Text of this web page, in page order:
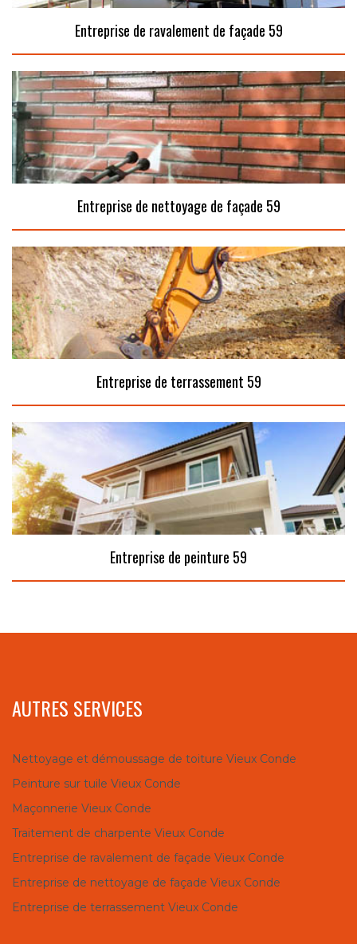
Entreprise de ravalement de façade 59
Entreprise de nettoyage de façade 59
Entreprise de terrassement 59
Entreprise de peinture 59
AUTRES SERVICES
Nettoyage et démoussage de toiture Vieux Conde
Peinture sur tuile Vieux Conde
Maçonnerie Vieux Conde
Traitement de charpente Vieux Conde
Entreprise de ravalement de façade Vieux Conde
Entreprise de nettoyage de façade Vieux Conde
Entreprise de terrassement Vieux Conde